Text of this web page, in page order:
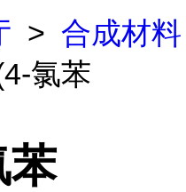
> 合成材料
氯苯
苯